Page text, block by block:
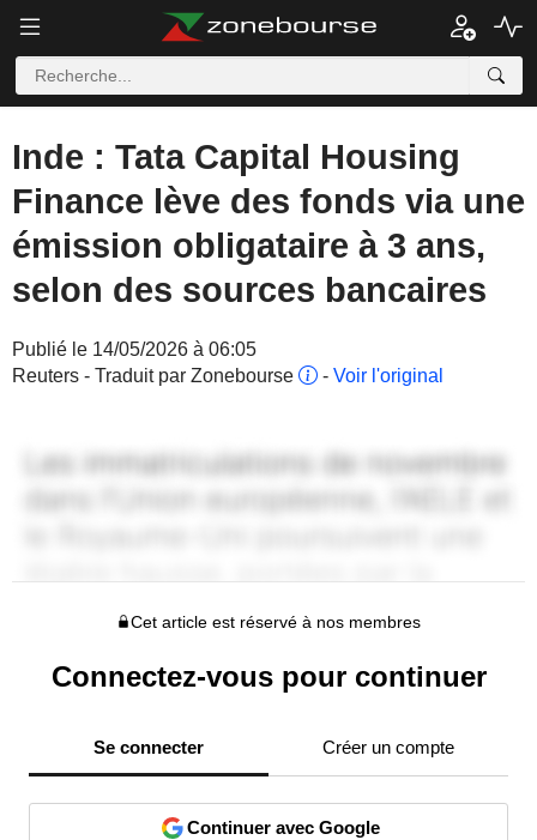
Inde : Tata Capital Housing
Finance lève des fonds via une
émission obligataire à 3 ans,
selon des sources bancaires
Publié le 14/05/2026 à 06:05
Reuters - Traduit par Zonebourse
- Voir l'original
Cet article est réservé à nos membres
Connectez-vous pour continuer
Se connecter Créer un compte
Continuer avec Google